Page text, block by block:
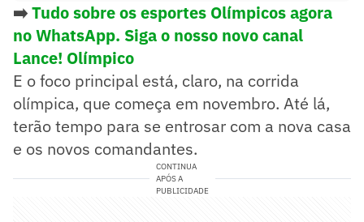
➡️Tudo sobre os esportes Olímpicos agora
no WhatsApp. Siga o nosso novo canal
Lance! Olímpico
E o foco principal está, claro, na corrida
olímpica, que começa em novembro. Até lá,
terão tempo para se entrosar com a nova casa
e os novos comandantes.
CONTINUA
APÓS A
PUBLICIDADE